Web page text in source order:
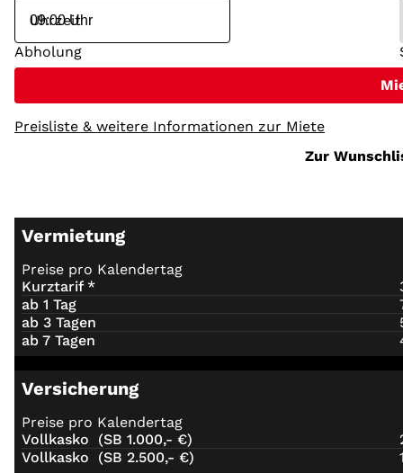
Uhrzeit
Abholung
Preisliste & weitere Informationen zur Miete
Zur
Vermietung
Preise pro Kalendertag
Kurztarif *
ab 1 Tag
ab 3 Tagen
ab 7 Tagen
Versicherung
Preise pro Kalendertag
Vollkasko
(SB 1.000,- €)
Vollkasko
(SB 2.500,- €)